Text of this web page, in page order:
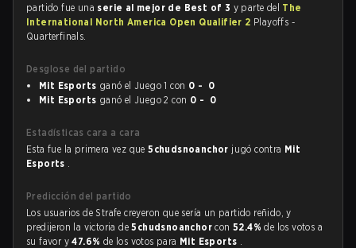
partido fue una serie al mejor de Best of 3 y parte del The
International North America Open Qualifier 2 Playoffs -
Quarterfinals.
Desglose del partido
Mit Esports ganó el Juego 1 con 0 - 0
Mit Esports ganó el Juego 2 con 0 - 0
Estadísticas cara a cara
Esta fue la primera vez que5chudsnoanchor jugó contra Mit
Esports .
Predicción del partido
Los usuarios de Strafe creyeron que sería un partido reñido, y
predijeron la victoria de5chudsnoanchorcon52.4%de los votos a
su favor y47.6% de los votos para Mit Esports .